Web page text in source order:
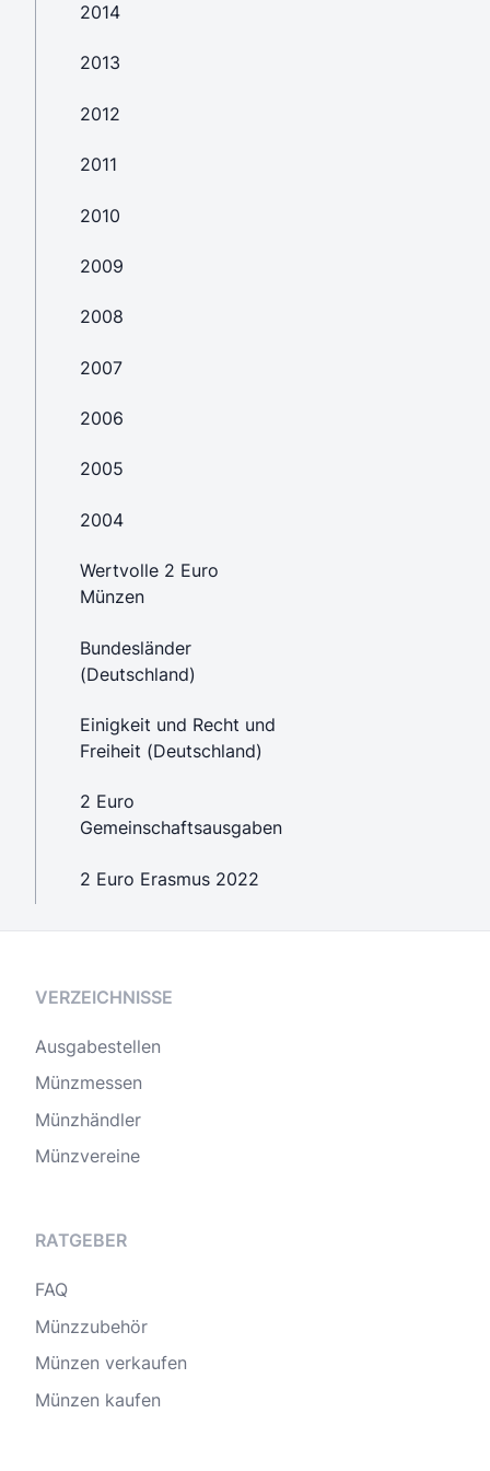
2014
2013
2012
2011
2010
2009
2008
2007
2006
2005
2004
Wertvolle 2 Euro
Münzen
Bundesländer
(Deutschland)
Einigkeit und Recht und
Freiheit (Deutschland)
2 Euro
Gemeinschaftsausgaben
2 Euro Erasmus 2022
VERZEICHNISSE
Ausgabestellen
Münzmessen
Münzhändler
Münzvereine
RATGEBER
FAQ
Münzzubehör
Münzen verkaufen
Münzen kaufen